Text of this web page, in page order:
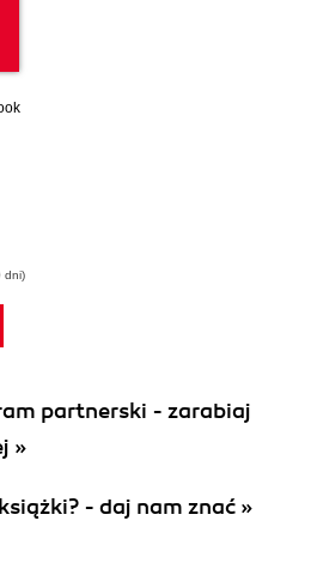
dni)
partnerski - zarabiaj
»
- daj nam znać »